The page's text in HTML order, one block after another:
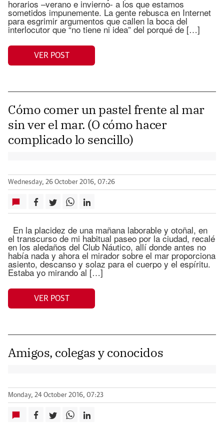
horarios –verano e invierno- a los que estamos
sometidos impunemente. La gente rebusca en Internet
para esgrimir argumentos que callen la boca del
interlocutor que “no tiene ni idea” del porqué de […]
VER POST
Cómo comer un pastel frente al mar
sin ver el mar. (O cómo hacer
complicado lo sencillo)
Wednesday, 26 October 2016, 07:26
En la placidez de una mañana laborable y otoñal, en
el transcurso de mi habitual paseo por la ciudad, recalé
en los aledaños del Club Náutico, allí donde antes no
había nada y ahora el mirador sobre el mar proporciona
asiento, descanso y solaz para el cuerpo y el espíritu.
Estaba yo mirando al […]
VER POST
Amigos, colegas y conocidos
Monday, 24 October 2016, 07:23